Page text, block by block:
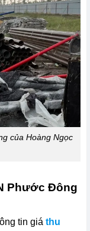
của Hoàng Ngọc
Phước Đông
tin giá thu